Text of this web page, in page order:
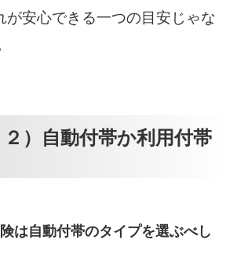
が安心できる一つの目安じゃな
２）自動付帯か利用付帯
は自動付帯のタイプを選ぶべし